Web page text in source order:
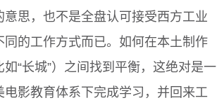
思，也不是全盘认可接受西方工业
的工作方式而已。如何在本土制作
“长城”）之间找到平衡，这绝对是一
影教育体系下完成学习，并回来工